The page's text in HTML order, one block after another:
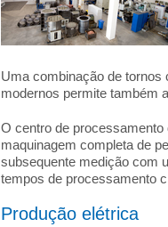
Uma combinação de
modernos permite também
O centro de
maquinagem completa de
subsequente medição com
tempos de processamento
Produção elétrica